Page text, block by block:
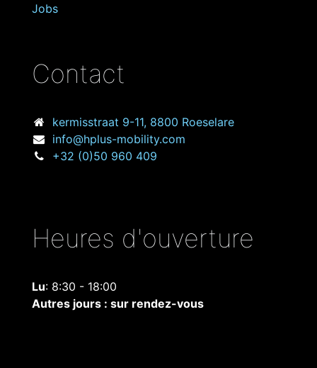
Jobs
Contact
kermisstraat 9-11, 8800 Roeselare
info@hplus-mobility.com
+32 (0)50 960 409
Heures d'ouverture
Lu: 8:30 - 18:00
Autres jours : sur rendez-vous